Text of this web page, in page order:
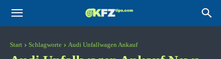
KFZtips.com
Start Schlagworte Audi Unfallwagen Ankauf